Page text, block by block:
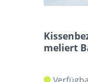
meliert